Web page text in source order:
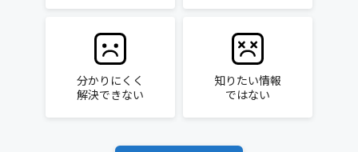
分かりにくく
解決できない
知りたい情報
ではない